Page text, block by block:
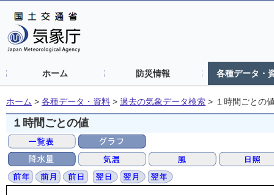
ホーム 防災情報 各種データ・
ホーム > 各種データ・資料 > 過去の気象データ検索 > １時間ごとの
１時間ごとの値